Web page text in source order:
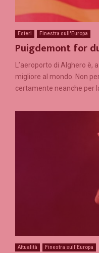
Esteri Finestra sull'Europa
Puigdemont for
L’aeroporto di Alghero è,
migliore al mondo. Non
certamente neanche per
Attualità Finestra sull'Europa